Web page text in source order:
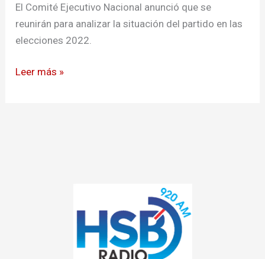
El Comité Ejecutivo Nacional anunció que se
reunirán para analizar la situación del partido en las
elecciones 2022.
Presidencia
por
el
Democrático
Leer más »